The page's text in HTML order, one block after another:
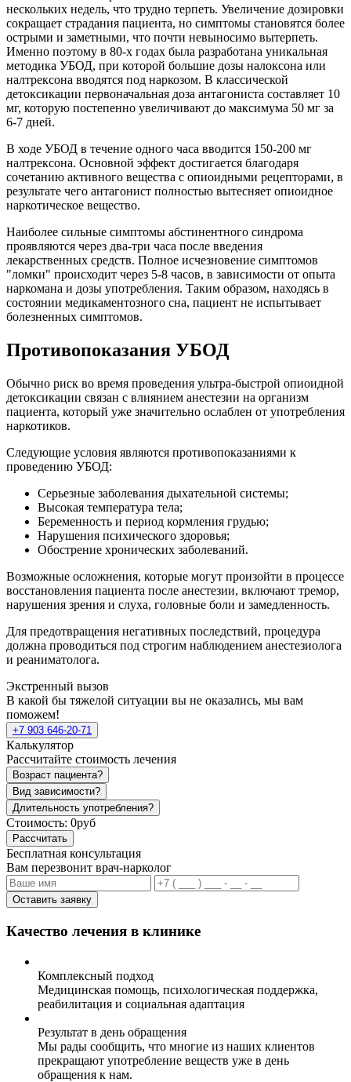
нескольких недель, что трудно терпеть. Увеличение дозировки
сокращает страдания пациента, но симптомы становятся более
острыми и заметными, что почти невыносимо вытерпеть.
Именно поэтому в 80-х годах была разработана уникальная
методика УБОД, при которой большие дозы налоксона или
налтрексона вводятся под наркозом. В классической
детоксикации первоначальная доза антагониста составляет 10
мг, которую постепенно увеличивают до максимума 50 мг за
6-7 дней.
В ходе УБОД в течение одного часа вводится 150-200 мг
налтрексона. Основной эффект достигается благодаря
сочетанию активного вещества с опиоидными рецепторами, в
результате чего антагонист полностью вытесняет опиоидное
наркотическое вещество.
Наиболее сильные симптомы абстинентного синдрома
проявляются через два-три часа после введения
лекарственных средств. Полное исчезновение симптомов
"ломки" происходит через 5-8 часов, в зависимости от опыта
наркомана и дозы употребления. Таким образом, находясь в
состоянии медикаментозного сна, пациент не испытывает
болезненных симптомов.
Противопоказания УБОД
Обычно риск во время проведения ультра-быстрой опиоидной
детоксикации связан с влиянием анестезии на организм
пациента, который уже значительно ослаблен от употребления
наркотиков.
Следующие условия являются противопоказаниями к
проведению УБОД:
Серьезные заболевания дыхательной системы;
Высокая температура тела;
Беременность и период кормления грудью;
Нарушения психического здоровья;
Обострение хронических заболеваний.
Возможные осложнения, которые могут произойти в процессе
восстановления пациента после анестезии, включают тремор,
нарушения зрения и слуха, головные боли и замедленность.
Для предотвращения негативных последствий, процедура
должна проводиться под строгим наблюдением анестезиолога
и реаниматолога.
Экстренный вызов
В какой бы тяжелой ситуации вы не оказались, мы вам
поможем!
+7 903 646-20-71
Калькулятор
Рассчитайте стоимость лечения
Возраст пациента?
Вид зависимости?
Длительность употребления?
Стоимость: 0руб
Рассчитать
Бесплатная консультация
Вам перезвонит врач-нарколог
Оставить заявку
Качество лечения в клинике
Комплексный подход
Медицинская помощь, психологическая поддержка,
реабилитация и социальная адаптация
Результат в день обращения
Мы рады сообщить, что многие из наших клиентов
прекращают употребление веществ уже в день
обращения к нам.